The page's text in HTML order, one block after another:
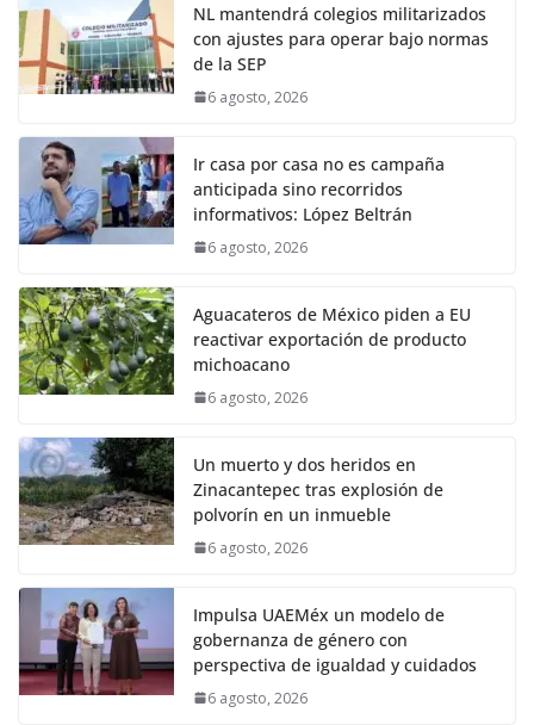
NL mantendrá colegios militarizados
con ajustes para operar bajo normas
de la SEP
6 agosto, 2026
Ir casa por casa no es campaña
anticipada sino recorridos
informativos: López Beltrán
6 agosto, 2026
Aguacateros de México piden a EU
reactivar exportación de producto
michoacano
6 agosto, 2026
Un muerto y dos heridos en
Zinacantepec tras explosión de
polvorín en un inmueble
6 agosto, 2026
Impulsa UAEMéx un modelo de
gobernanza de género con
perspectiva de igualdad y cuidados
6 agosto, 2026